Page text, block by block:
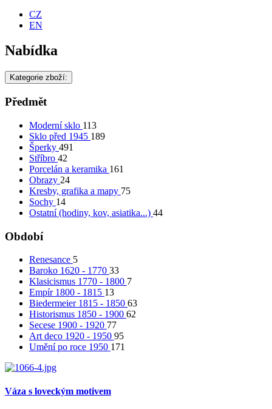
CZ
EN
Nabídka
Kategorie zboží:
Předmět
Moderní sklo 113
Sklo před 1945 189
Šperky 491
Stříbro 42
Porcelán a keramika 161
Obrazy 24
Kresby, grafika a mapy 75
Sochy 14
Ostatní (hodiny, kov, asiatika...) 44
Období
Renesance 5
Baroko 1620 - 1770 33
Klasicismus 1770 - 1800 7
Empír 1800 - 1815 13
Biedermeier 1815 - 1850 63
Historismus 1850 - 1900 62
Secese 1900 - 1920 77
Art deco 1920 - 1950 95
Umění po roce 1950 171
Váza s loveckým motivem